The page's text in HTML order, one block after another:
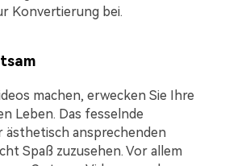
Konvertierung bei.
machen, erwecken Sie Ihre
Leben. Das fesselnde
ansprechenden
Spaß zuzusehen. Vor allem